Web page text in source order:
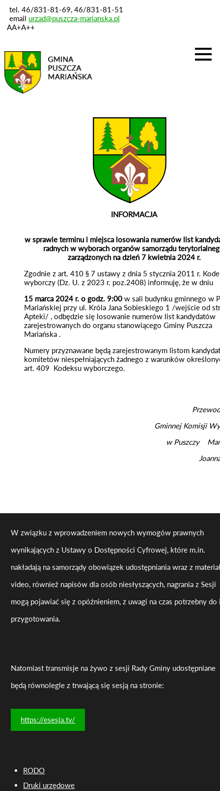
tel. 46/831-81-69, 46/831-81-51
email urzad@puszcza-marianska.pl
AA+A++
INFORMACJA
w sprawie terminu i miejsca losowania numerów list
radnych w wyborach organów samorządu
zarządzonych na dzień 7 kwietnia 2024 r.
Zgodnie z art. 410 § 7 ustawy z dnia 5 stycznia 2011 r.
wyborczy (Dz. U. z 2023 r. poz.2408) informuję, że w dniu
15 marca 2024 r. o godz. 9:00 w sali budynku gminnego w
Mariańskiej przy ul. Króla Jana Sobieskiego 1 /wejście od
Apteki/ , odbędzie się losowanie numerów list kandydatów
zarejestrowanych do organu stanowiącego Gminy Puszcza
Mariańska .
Numery przyznawane będą zarejestrowanym listom
komitetów niespełniających żadnego z warunków
art. 409 Kodeksu wyborczego.
Gminnej Komisji
w Puszczy
W związku z wprowadzeniem nowych wymogów prawnych
wynikających z Ustawy o Dostępności Cyfrowej, które m.in.
nakładają na samorządy obowiązek udostępniania wraz z
video, również napisów dla osób niesłyszących, nagrania z Sesji
mogą pojawiać się z opóźnieniem, z uwagi na czas potrzebny do
przygotowania.
Natomiast transmisje na żywo z sesji Rady Gminy udostępniane
będą równolegle z trwającą się sesją na stronie:
https://esesja.tv/
RODO
Druki urzędowe